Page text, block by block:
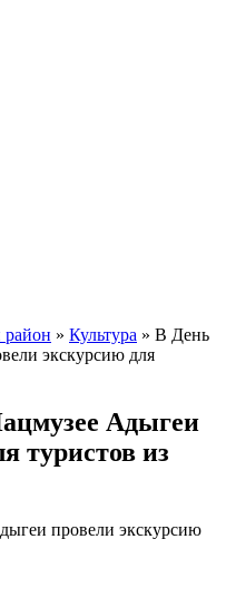
» Культура » В День
экскурсию для
Адыгеи
туристов из